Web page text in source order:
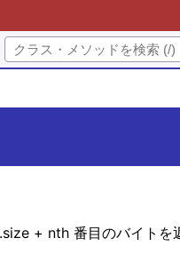
+ nth 番目のバイトを